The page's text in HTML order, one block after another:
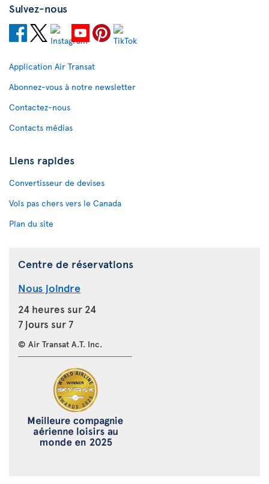
Suivez-nous
Application Air Transat
Abonnez-vous à notre newsletter
Contactez-nous
Contacts médias
Liens rapides
Convertisseur de devises
Vols pas chers vers le Canada
Plan du site
Centre de réservations
Nous joindre
24 heures sur 24
7 jours sur 7
© Air Transat A.T. Inc.